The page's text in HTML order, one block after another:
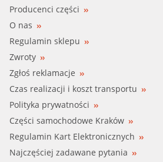
Producenci części
O nas
Regulamin sklepu
Zwroty
Zgłoś reklamacje
Czas realizacji i koszt transportu
Polityka prywatności
Części samochodowe Kraków
Regulamin Kart Elektronicznych
Najczęściej zadawane pytania